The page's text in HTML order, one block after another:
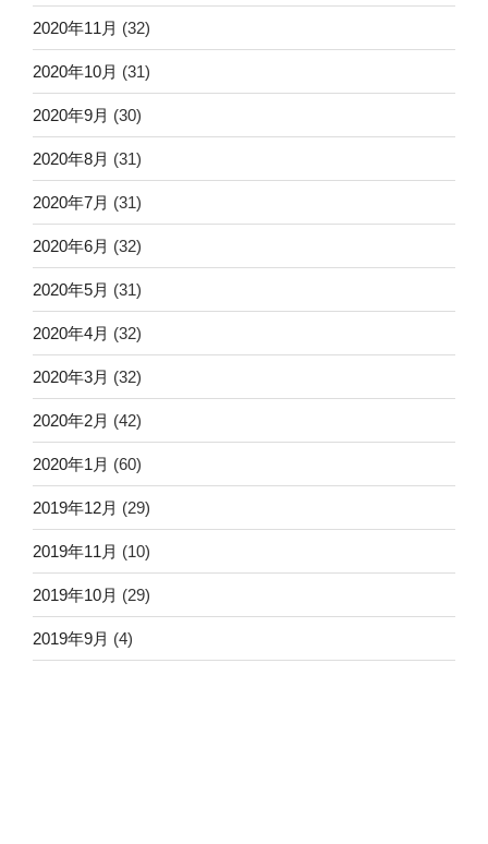
2020年11月 (32)
2020年10月 (31)
2020年9月 (30)
2020年8月 (31)
2020年7月 (31)
2020年6月 (32)
2020年5月 (31)
2020年4月 (32)
2020年3月 (32)
2020年2月 (42)
2020年1月 (60)
2019年12月 (29)
2019年11月 (10)
2019年10月 (29)
2019年9月 (4)